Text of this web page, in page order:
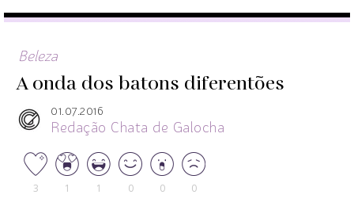
Beleza
A onda dos batons diferentões
01.07.2016
Redação Chata de Galocha
3 1 1 0 0 0